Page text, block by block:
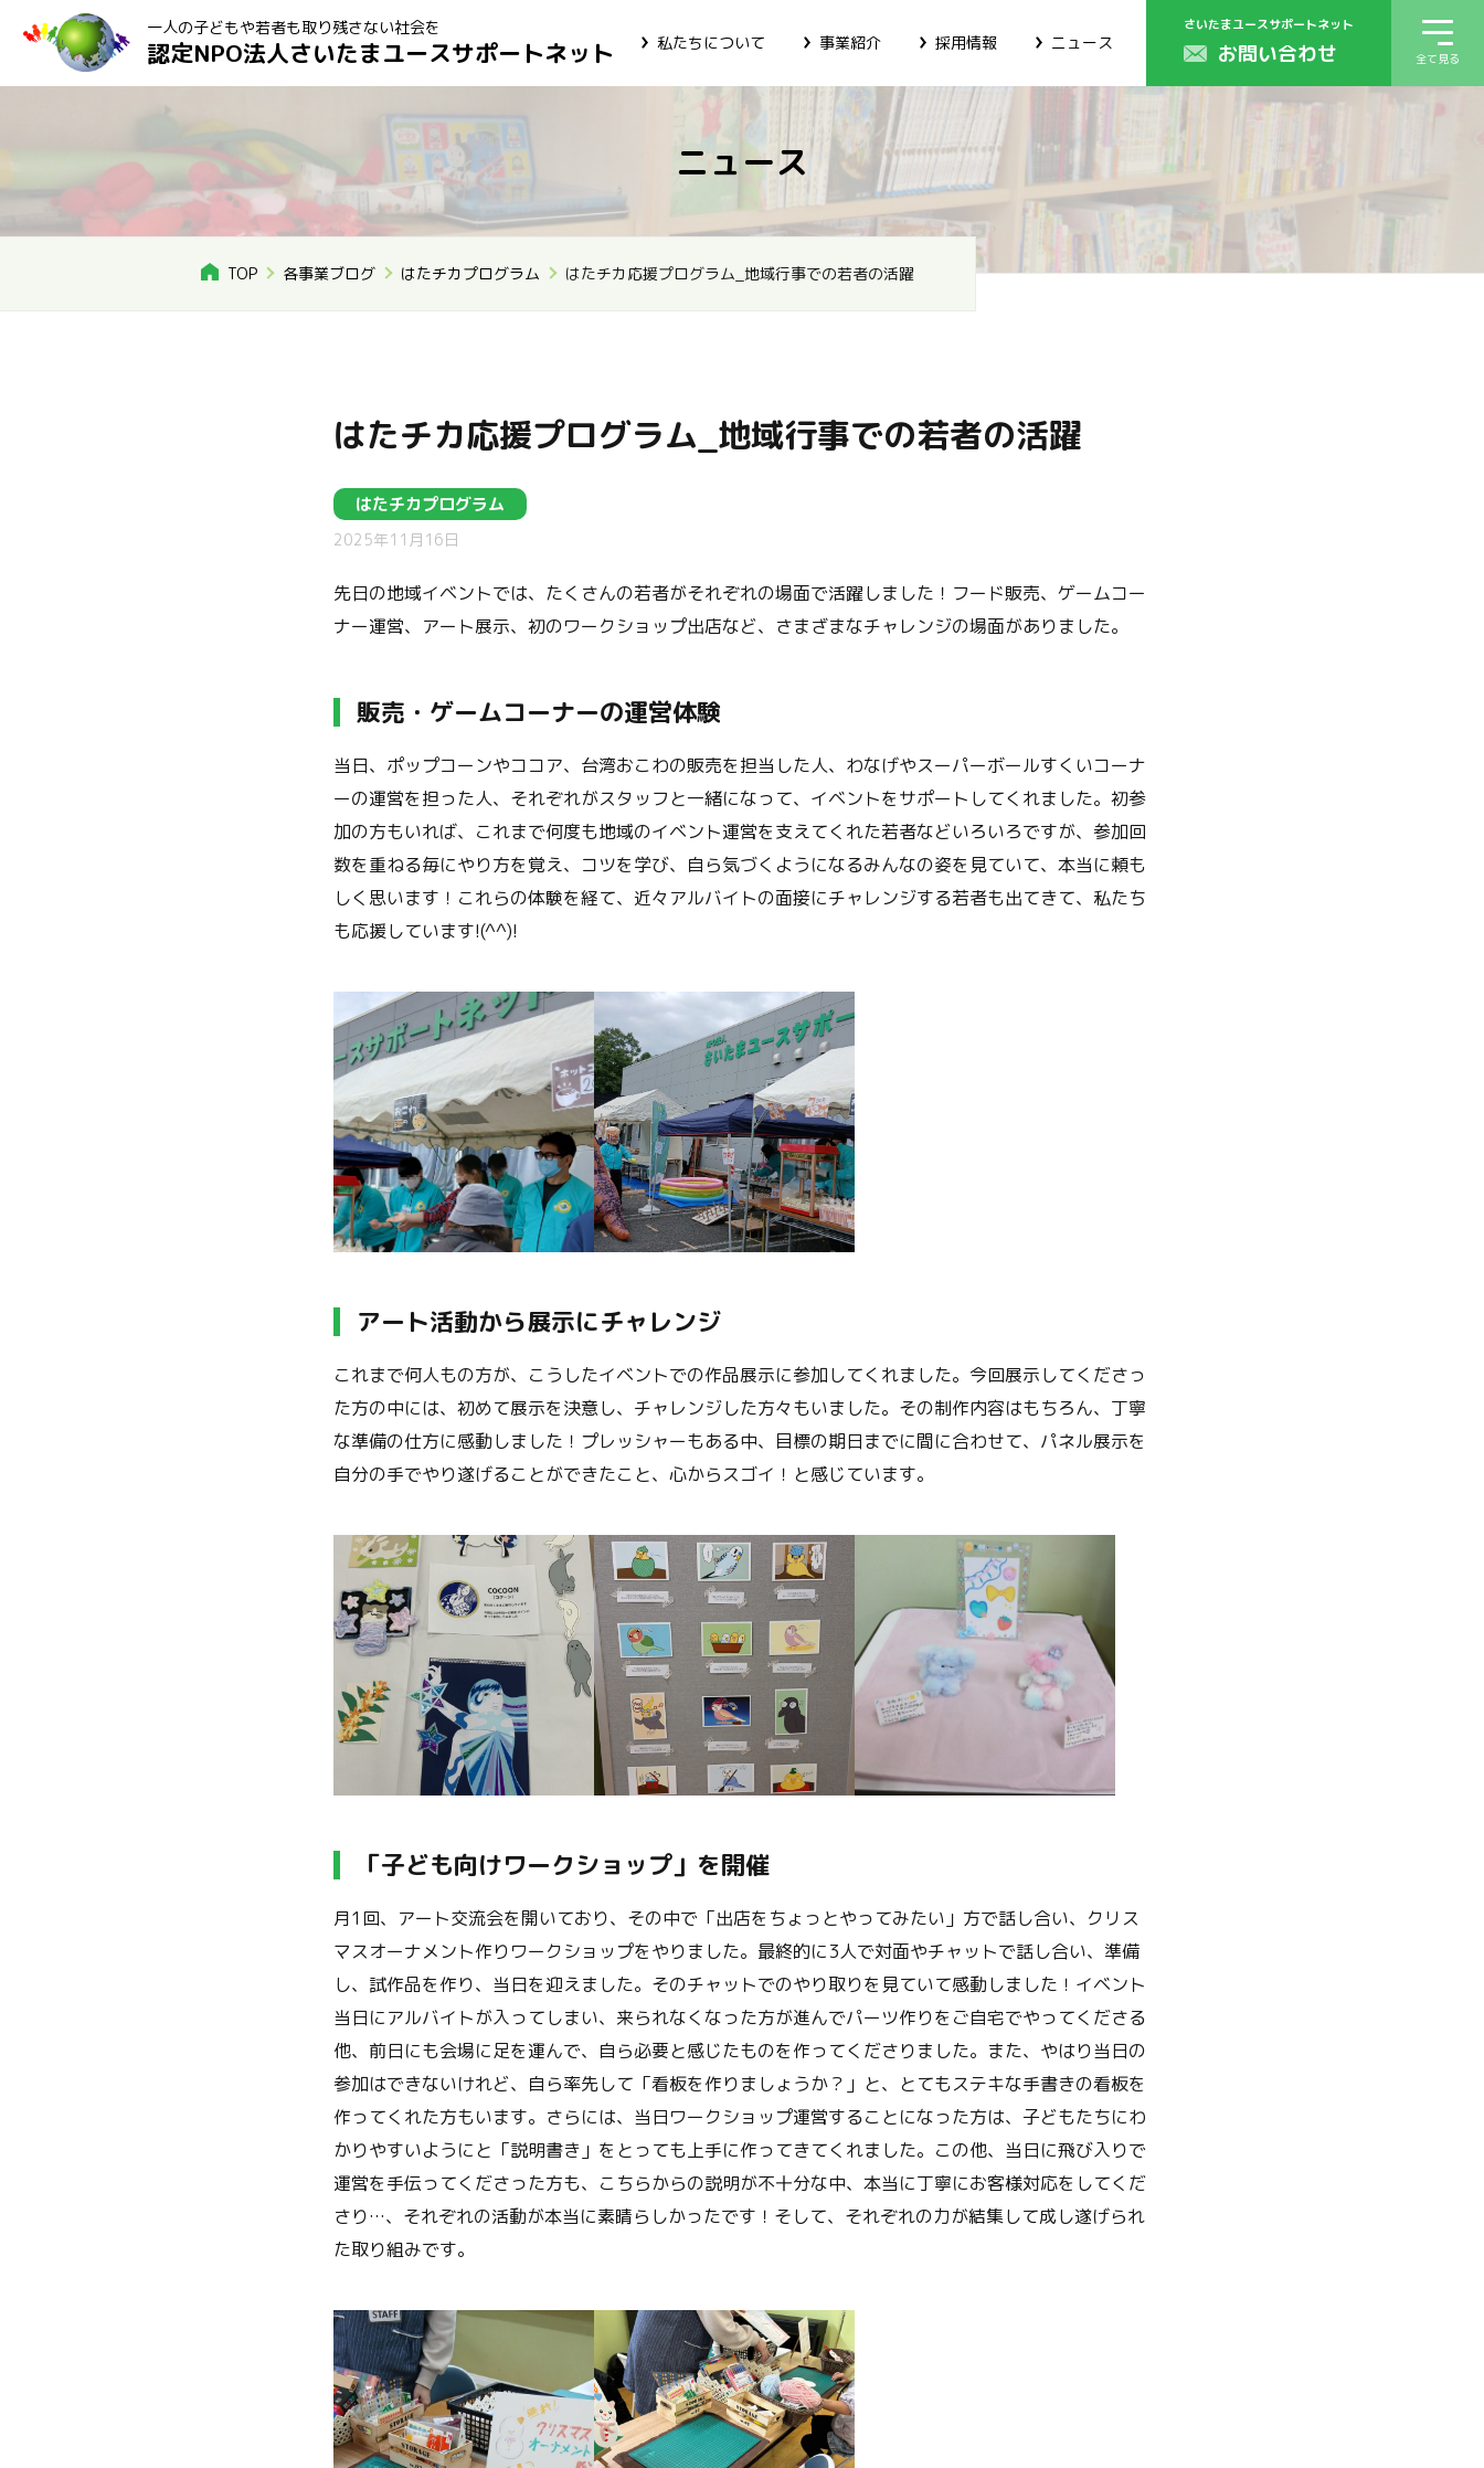
一人の子どもや若者も取り残さない社会を
認定NPO法人さいたまユースサポートネット 私たちについて 事業紹介 採用情報 ニュース
さいたまユースサポートネット
お問い合わせ 全て見る
ニュース
TOP 各事業ブログ はたチカプログラム はたチカ応援プログラム_地域行事での若者の活躍
はたチカ応援プログラム_地域行事での若者の活躍
はたチカプログラム
2025年11月16日
先日の地域イベントでは、たくさんの若者がそれぞれの場面で活躍しました！フード販売、ゲームコー
ナー運営、アート展示、初のワークショップ出店など、さまざまなチャレンジの場面がありました。
販売・ゲームコーナーの運営体験
当日、ポップコーンやココア、台湾おこわの販売を担当した人、わなげやスーパーボールすくいコーナ
ーの運営を担った人、それぞれがスタッフと一緒になって、イベントをサポートしてくれました。初参
加の方もいれば、これまで何度も地域のイベント運営を支えてくれた若者などいろいろですが、参加回
数を重ねる毎にやり方を覚え、コツを学び、自ら気づくようになるみんなの姿を見ていて、本当に頼も
しく思います！これらの体験を経て、近々アルバイトの面接にチャレンジする若者も出てきて、私たち
も応援しています!(^^)!
アート活動から展示にチャレンジ
これまで何人もの方が、こうしたイベントでの作品展示に参加してくれました。今回展示してくださっ
た方の中には、初めて展示を決意し、チャレンジした方々もいました。その制作内容はもちろん、丁寧
な準備の仕方に感動しました！プレッシャーもある中、目標の期日までに間に合わせて、パネル展示を
自分の手でやり遂げることができたこと、心からスゴイ！と感じています。
「子ども向けワークショップ」を開催
月1回、アート交流会を開いており、その中で「出店をちょっとやってみたい」方で話し合い、クリス
マスオーナメント作りワークショップをやりました。最終的に3人で対面やチャットで話し合い、準備
し、試作品を作り、当日を迎えました。そのチャットでのやり取りを見ていて感動しました！イベント
当日にアルバイトが入ってしまい、来られなくなった方が進んでパーツ作りをご自宅でやってくださる
他、前日にも会場に足を運んで、自ら必要と感じたものを作ってくださりました。また、やはり当日の
参加はできないけれど、自ら率先して「看板を作りましょうか？」と、とてもステキな手書きの看板を
作ってくれた方もいます。さらには、当日ワークショップ運営することになった方は、子どもたちにわ
かりやすいようにと「説明書き」をとっても上手に作ってきてくれました。この他、当日に飛び入りで
運営を手伝ってくださった方も、こちらからの説明が不十分な中、本当に丁寧にお客様対応をしてくだ
さり…、それぞれの活動が本当に素晴らしかったです！そして、それぞれの力が結集して成し遂げられ
た取り組みです。